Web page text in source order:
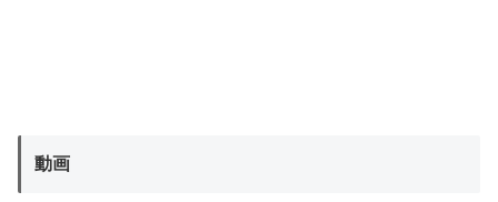
動画